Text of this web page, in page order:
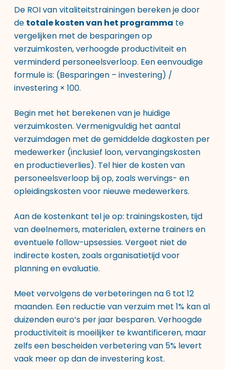
De ROI van vitaliteitstrainingen bereken je door
de totale kosten van het programma te
vergelijken met de besparingen op
verzuimkosten, verhoogde productiviteit en
verminderd personeelsverloop. Een eenvoudige
formule is: (Besparingen – investering) /
investering × 100.
Begin met het berekenen van je huidige
verzuimkosten. Vermenigvuldig het aantal
verzuimdagen met de gemiddelde dagkosten per
medewerker (inclusief loon, vervangingskosten
en productieverlies). Tel hier de kosten van
personeelsverloop bij op, zoals wervings- en
opleidingskosten voor nieuwe medewerkers.
Aan de kostenkant tel je op: trainingskosten, tijd
van deelnemers, materialen, externe trainers en
eventuele follow-upsessies. Vergeet niet de
indirecte kosten, zoals organisatietijd voor
planning en evaluatie.
Meet vervolgens de verbeteringen na 6 tot 12
maanden. Een reductie van verzuim met 1% kan al
duizenden euro’s per jaar besparen. Verhoogde
productiviteit is moeilijker te kwantificeren, maar
zelfs een bescheiden verbetering van 5% levert
vaak meer op dan de investering kost.